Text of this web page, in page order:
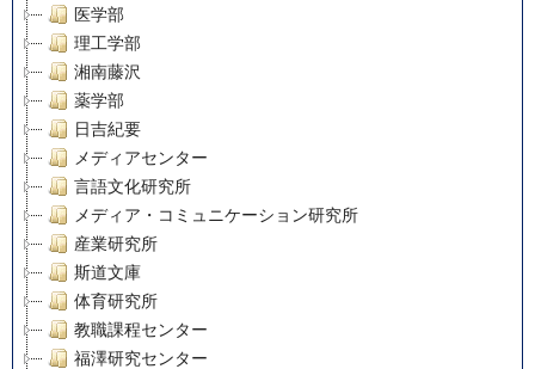
医学部
理工学部
湘南藤沢
薬学部
日吉紀要
メディアセンター
言語文化研究所
メディア・コミュニケーション研究所
産業研究所
斯道文庫
体育研究所
教職課程センター
福澤研究センター